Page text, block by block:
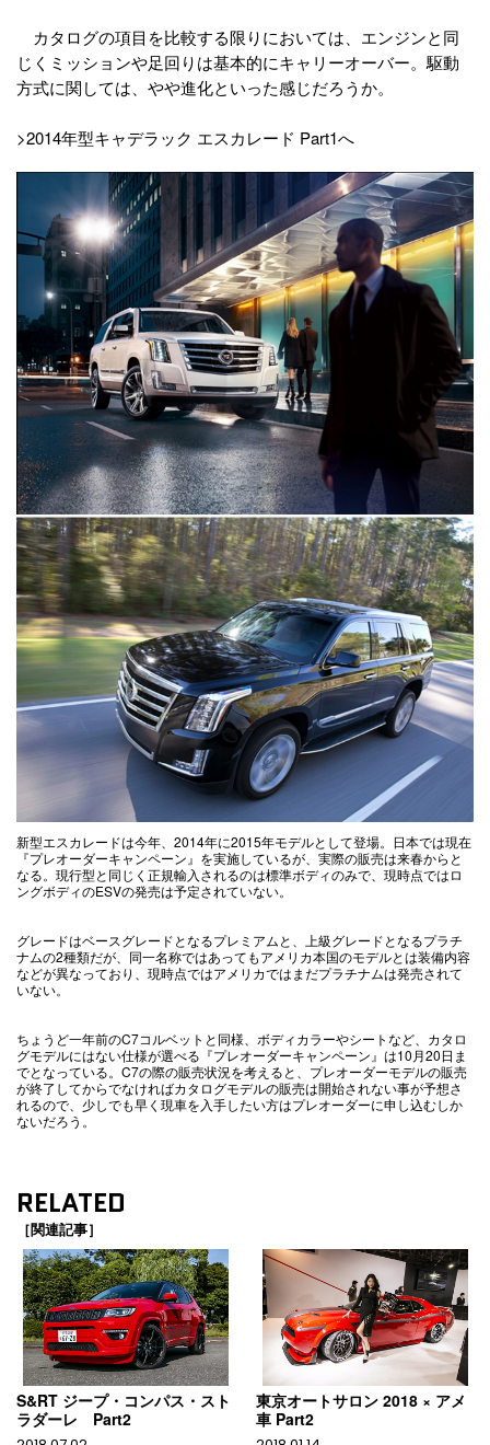
カタログの項目を比較する限りにおいては、エンジンと同
じくミッションや足回りは基本的にキャリーオーバー。駆動
方式に関しては、やや進化といった感じだろうか。
>2014年型キャデラック エスカレード Part1へ
新型エスカレードは今年、2014年に2015年モデルとして登場。日本では現在
『プレオーダーキャンペーン』を実施しているが、実際の販売は来春からと
なる。現行型と同じく正規輸入されるのは標準ボディのみで、現時点ではロ
ングボディのESVの発売は予定されていない。
グレードはベースグレードとなるプレミアムと、上級グレードとなるプラチ
ナムの2種類だが、同一名称ではあってもアメリカ本国のモデルとは装備内容
などが異なっており、現時点ではアメリカではまだプラチナムは発売されて
いない。
ちょうど一年前のC7コルベットと同様、ボディカラーやシートなど、カタロ
グモデルにはない仕様が選べる『プレオーダーキャンペーン』は10月20日ま
でとなっている。C7の際の販売状況を考えると、プレオーダーモデルの販売
が終了してからでなければカタログモデルの販売は開始されない事が予想さ
れるので、少しでも早く現車を入手したい方はプレオーダーに申し込むしか
ないだろう。
RELATED
［関連記事］
S&RT ジープ・コンパス・スト
ラダーレ Part2
東京オートサロン 2018 × アメ
車 Part2